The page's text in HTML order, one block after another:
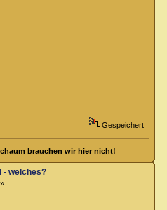
Gespeichert
brauchen wir hier nicht!
- welches?